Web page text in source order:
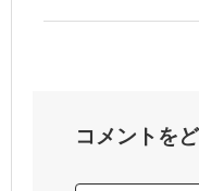
コメントを